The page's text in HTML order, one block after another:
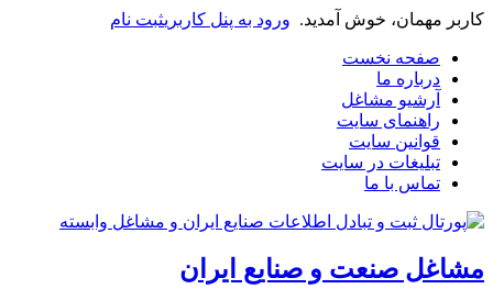
کاربر مهمان، خوش آمدید. ورود به پنل کاربریثبت نام
صفحه نخست
درباره ما
آرشیو مشاغل
راهنمای سایت
قوانین سایت
تبلیغات در سایت
تماس با ما
مشاغل صنعت و صنایع ایران